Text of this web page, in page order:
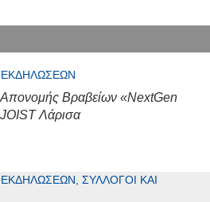
ΕΚΔΗΛΏΣΕΩΝ
Βραβείων «NextGen
Λάρισα
ΣΎΛΛΟΓΟΙ ΚΑΙ